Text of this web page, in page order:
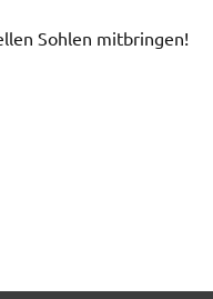
Sohlen mitbringen!